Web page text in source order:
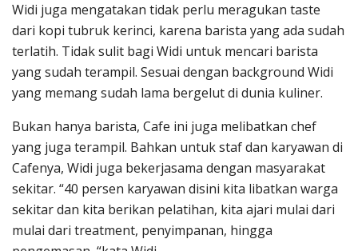
Widi juga mengatakan tidak perlu meragukan taste
dari kopi tubruk kerinci, karena barista yang ada sudah
terlatih. Tidak sulit bagi Widi untuk mencari barista
yang sudah terampil. Sesuai dengan background Widi
yang memang sudah lama bergelut di dunia kuliner.
Bukan hanya barista, Cafe ini juga melibatkan chef
yang juga terampil. Bahkan untuk staf dan karyawan di
Cafenya, Widi juga bekerjasama dengan masyarakat
sekitar. “40 persen karyawan disini kita libatkan warga
sekitar dan kita berikan pelatihan, kita ajari mulai dari
mulai dari treatment, penyimpanan, hingga